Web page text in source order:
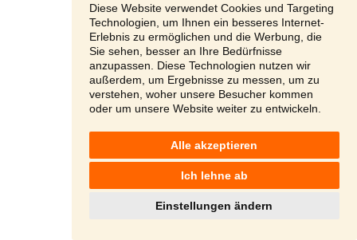
Diese Website verwendet Cookies und Targeting
Technologien, um Ihnen ein besseres Internet-
Erlebnis zu ermöglichen und die Werbung, die
Sie sehen, besser an Ihre Bedürfnisse
anzupassen. Diese Technologien nutzen wir
außerdem, um Ergebnisse zu messen, um zu
verstehen, woher unsere Besucher kommen
oder um unsere Website weiter zu entwickeln.
Alle akzeptieren
Ich lehne ab
Einstellungen ändern